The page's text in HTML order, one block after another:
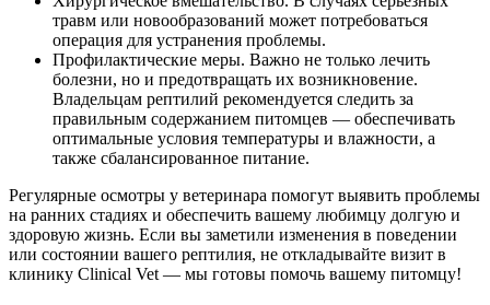
травм или новообразований может потребоваться
операция для устранения проблемы.
Профилактические меры. Важно не только лечить
болезни, но и предотвращать их возникновение.
Владельцам рептилий рекомендуется следить за
правильным содержанием питомцев — обеспечивать
оптимальные условия температуры и влажности, а
также сбалансированное питание.
Регулярные осмотры у ветеринара помогут выявить проблемы
на ранних стадиях и обеспечить вашему любимцу долгую и
здоровую жизнь. Если вы заметили изменения в поведении
или состоянии вашего рептилия, не откладывайте визит в
клинику Clinical Vet — мы готовы помочь вашему питомцу!